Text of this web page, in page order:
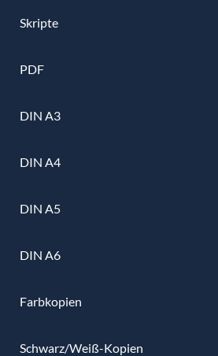
Skripte
PDF
DIN A3
DIN A4
DIN A5
DIN A6
Farbkopien
Schwarz/Weiß-Kopien